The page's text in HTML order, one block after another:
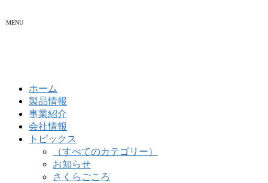
MENU
ホーム
製品情報
事業紹介
会社情報
トピックス
（すべてのカテゴリー）
お知らせ
さくらごころ